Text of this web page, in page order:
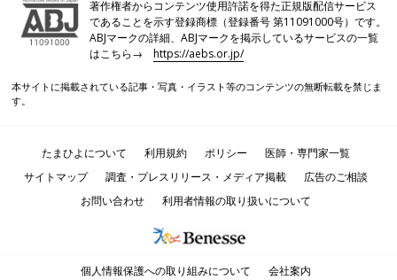
著作権者からコンテンツ使用許諾を得た正規版配信サービス
であることを示す登録商標（登録番号 第11091000号）です。
ABJマークの詳細、ABJマークを掲示しているサービスの一覧
はこちら→https://aebs.or.jp/
本サイトに掲載されている記事・写真・イラスト等のコンテンツの無断転載を禁じま
す。
たまひよについて 利用規約 ポリシー
医師・専門家一覧
サイトマップ
調査・プレスリリース・メディア掲載
広告のご相談
お問い合わせ
利用者情報の取り扱いについて
個人情報保護への取り組みについて 会社案内